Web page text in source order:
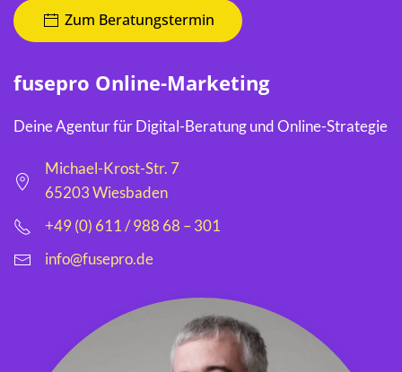
Zum Beratungstermin
fusepro Online-Marketing
Deine Agentur für Digital-Beratung und Online-Strategie
Michael-Krost-Str. 7
65203 Wiesbaden
+49 (0) 611 / 988 68 – 301
info@fusepro.de